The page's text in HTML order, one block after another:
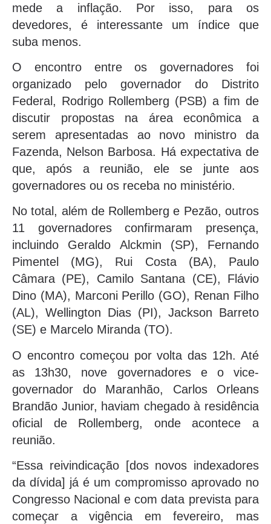
mede a inflação. Por isso, para os
devedores, é interessante um índice que
suba menos.
O encontro entre os governadores foi
organizado pelo governador do Distrito
Federal, Rodrigo Rollemberg (PSB) a fim de
discutir propostas na área econômica a
serem apresentadas ao novo ministro da
Fazenda, Nelson Barbosa. Há expectativa de
que, após a reunião, ele se junte aos
governadores ou os receba no ministério.
No total, além de Rollemberg e Pezão, outros
11 governadores confirmaram presença,
incluindo Geraldo Alckmin (SP), Fernando
Pimentel (MG), Rui Costa (BA), Paulo
Câmara (PE), Camilo Santana (CE), Flávio
Dino (MA), Marconi Perillo (GO), Renan Filho
(AL), Wellington Dias (PI), Jackson Barreto
(SE) e Marcelo Miranda (TO).
O encontro começou por volta das 12h. Até
as 13h30, nove governadores e o vice-
governador do Maranhão, Carlos Orleans
Brandão Junior, haviam chegado à residência
oficial de Rollemberg, onde acontece a
reunião.
“Essa reivindicação [dos novos indexadores
da dívida] já é um compromisso aprovado no
Congresso Nacional e com data prevista para
começar a vigência em fevereiro, mas